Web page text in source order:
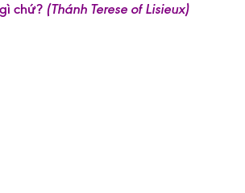
chứ? (Thánh Terese of Lisieux)